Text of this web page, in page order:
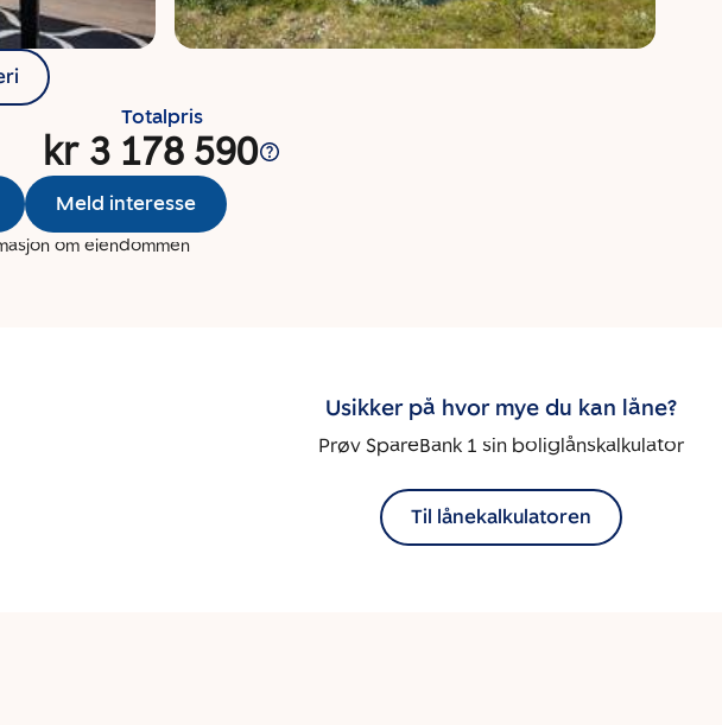
Totalpris
kr 3 178 590
Meld interesse
om eiendommen
Usikker på hvor mye du kan låne?
Prøv SpareBank 1 sin boliglånskalkulator
Til lånekalkulatoren